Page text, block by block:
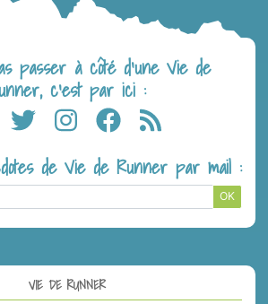
passer à côté d’une Vie de
c’est par ici :
de Vie de Runner par mail :
OK
VIE DE RUNNER